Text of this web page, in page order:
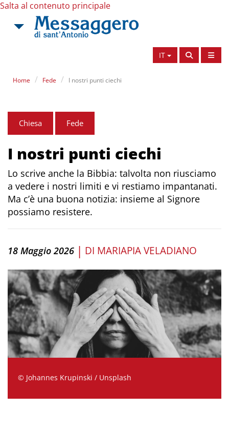
Salta al contenuto principale
IT
Home Fede I nostri punti ciechi
Chiesa Fede
I nostri punti ciechi
Lo scrive anche la Bibbia: talvolta non riusciamo
a vedere i nostri limiti e vi restiamo impantanati.
Ma c’è una buona notizia: insieme al Signore
possiamo resistere.
18 Maggio 2026 | DI MARIAPIA VELADIANO
© Johannes Krupinski / Unsplash